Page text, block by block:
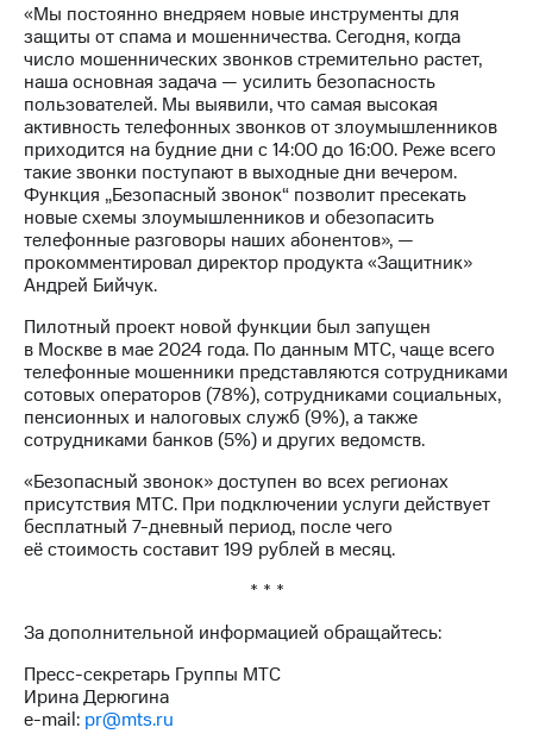
Информация
акционерам
Документы
ПАО
"МТС"
Собрания
акционеров
Личный
кабинет
акционера
Акционерный
капитал
Контроль
и
аудит
Рынок
акций
Описание
Программа
приобретения
Порядок
выкупа
акций
Еврооблигации-2023
Уведомление
о
«Мы постоянно внедряем новые инструменты для
защиты от спама и мошенничества. Сегодня, когда
число мошеннических звонков стремительно растет,
наша основная задача — усилить безопасность
пользователей. Мы выявили, что самая высокая
активность телефонных звонков от злоумышленников
приходится на будние дни с 14:00 до 16:00. Реже всего
такие звонки поступают в выходные дни вечером.
Функция „Безопасный звонок“ позволит пресекать
новые схемы злоумышленников и обезопасить
телефонные разговоры наших абонентов», —
прокомментировал директор продукта «Защитник»
Андрей Бийчук.
Пилотный проект новой функции был запущен
в Москве в мае 2024 года. По данным МТС, чаще всего
телефонные мошенники представляются сотрудниками
сотовых операторов (78%), сотрудниками социальных,
пенсионных и налоговых служб (9%), а также
сотрудниками банков (5%) и других ведомств.
«Безопасный звонок» доступен во всех регионах
присутствия МТС. При подключении услуги действует
бесплатный 7-дневный период, после чего
её стоимость составит 199 рублей в месяц.
* * *
За дополнительной информацией обращайтесь:
Пресс-секретарь Группы МТС
Ирина Дерюгина
e-mail: pr@mts.ru